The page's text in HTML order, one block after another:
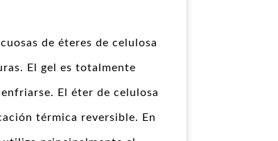
de éteres de celulosa
El gel es totalmente
El éter de celulosa
térmica reversible. En